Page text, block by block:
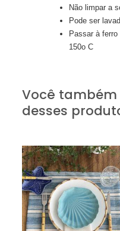
Não limpar a
Pode ser
Passar à
150o C
Você
desses